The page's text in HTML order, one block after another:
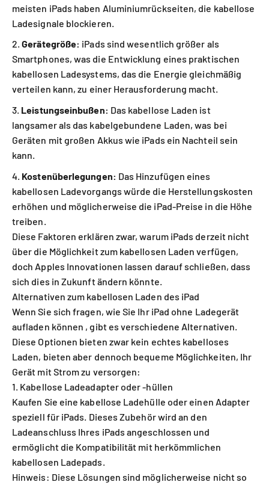
meisten iPads haben Aluminiumrückseiten, die kabellose
Ladesignale blockieren.
Gerätegröße: iPads sind wesentlich größer als
Smartphones, was die Entwicklung eines praktischen
kabellosen Ladesystems, das die Energie gleichmäßig
verteilen kann, zu einer Herausforderung macht.
Leistungseinbußen: Das kabellose Laden ist
langsamer als das kabelgebundene Laden, was bei
Geräten mit großen Akkus wie iPads ein Nachteil sein
kann.
Kostenüberlegungen: Das Hinzufügen eines
kabellosen Ladevorgangs würde die Herstellungskosten
erhöhen und möglicherweise die iPad-Preise in die Höhe
treiben.
Diese Faktoren erklären zwar, warum iPads derzeit nicht
über die Möglichkeit zum kabellosen Laden verfügen,
doch Apples Innovationen lassen darauf schließen, dass
sich dies in Zukunft ändern könnte.
Alternativen zum kabellosen Laden des iPad
Wenn Sie sich fragen, wie Sie Ihr iPad ohne Ladegerät
aufladen können , gibt es verschiedene Alternativen.
Diese Optionen bieten zwar kein echtes kabelloses
Laden, bieten aber dennoch bequeme Möglichkeiten, Ihr
Gerät mit Strom zu versorgen:
1. Kabellose Ladeadapter oder -hüllen
Kaufen Sie eine kabellose Ladehülle oder einen Adapter
speziell für iPads. Dieses Zubehör wird an den
Ladeanschluss Ihres iPads angeschlossen und
ermöglicht die Kompatibilität mit herkömmlichen
kabellosen Ladepads.
Hinweis: Diese Lösungen sind möglicherweise nicht so